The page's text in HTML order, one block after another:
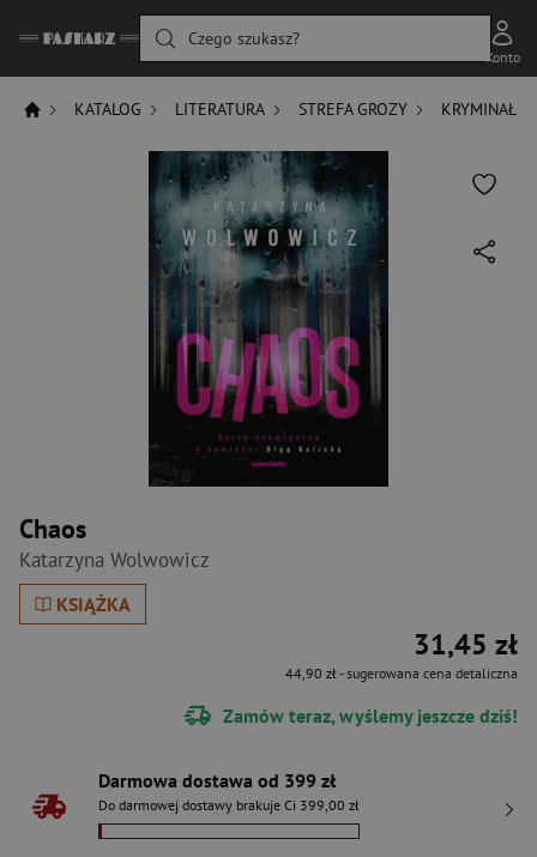
Czego szukasz?
Konto
KATALOG LITERATURA STREFA GROZY KRYMINAŁ
Chaos
Katarzyna Wolwowicz
KSIĄŻKA
31,45 zł
44,90 zł- sugerowana cena detaliczna
Zamów teraz, wyślemy jeszcze dziś!
Darmowa dostawa od 399 zł
Do darmowej dostawy brakuje Ci 399,00 zł